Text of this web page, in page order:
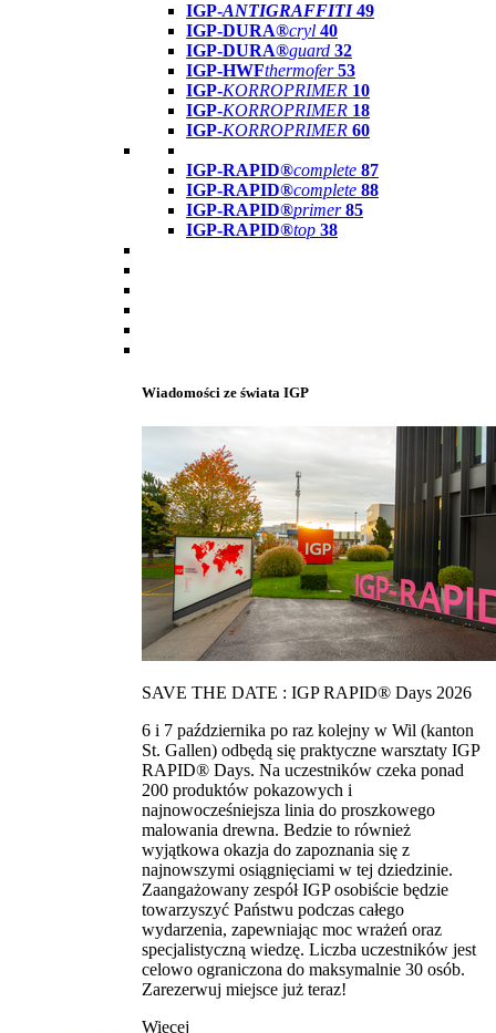
IGP-ANTIGRAFFITI49
IGP-DURA®cryl 40
IGP-DURA®guard 32
IGP-HWFthermofer 53
IGP-KORROPRIMER 10
IGP-KORROPRIMER 18
IGP-KORROPRIMER 60
IGP-RAPID®complete 87
IGP-RAPID®complete 88
IGP-RAPID®primer 85
IGP-RAPID®top 38
Wiadomości ze świata IGP
SAVE THE DATE : IGP RAPID® Days 2026
6 i 7 października po raz kolejny w Wil (kanton
St. Gallen) odbędą się praktyczne warsztaty IGP
RAPID® Days. Na uczestników czeka ponad
200 produktów pokazowych i
najnowocześniejsza linia do proszkowego
malowania drewna. Bedzie to również
wyjątkowa okazja do zapoznania się z
najnowszymi osiągnięciami w tej dziedzinie.
Zaangażowany zespół IGP osobiście będzie
towarzyszyć Państwu podczas całego
wydarzenia, zapewniając moc wrażeń oraz
specjalistyczną wiedzę. Liczba uczestników jest
celowo ograniczona do maksymalnie 30 osób.
Zarezerwuj miejsce już teraz!
Więcej